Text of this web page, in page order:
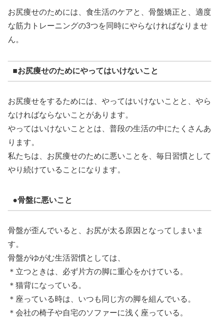
お尻痩せのためには、食生活のケアと、骨盤矯正と、適度
な筋力トレーニングの3つを同時にやらなければなりませ
ん。
■お尻痩せのためにやってはいけないこと
お尻痩せをするためには、やってはいけないことと、やら
なければならないことがあります。
やってはいけないこととは、普段の生活の中にたくさんあ
ります。
私たちは、お尻痩せのために悪いことを、毎日習慣として
やり続けていることになります。
●骨盤に悪いこと
骨盤が歪んでいると、お尻が太る原因となってしまいま
す。
骨盤がゆがむ生活習慣としては、
＊立つときは、必ず片方の脚に重心をかけている。
＊猫背になっている。
＊座っている時は、いつも同じ方の脚を組んでいる。
＊会社の椅子や自宅のソファーに浅く座っている。